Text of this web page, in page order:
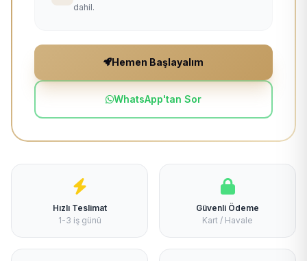
dahil.
Hemen Başlayalım
WhatsApp'tan Sor
Hızlı Teslimat
1-3 iş günü
Güvenli Ödeme
Kart / Havale